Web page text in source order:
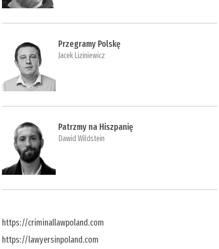
Przegramy Polskę
Jacek Liziniewicz
Patrzmy na Hiszpanię
Dawid Wildstein
https://criminallawpoland.com
https://lawyersinpoland.com